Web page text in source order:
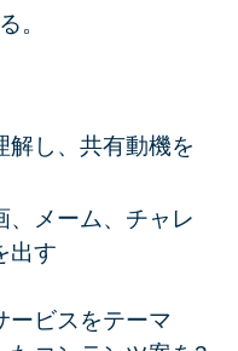
。
解し、共有動機を
、メーム、チャレ
出す
ービスをテーマ